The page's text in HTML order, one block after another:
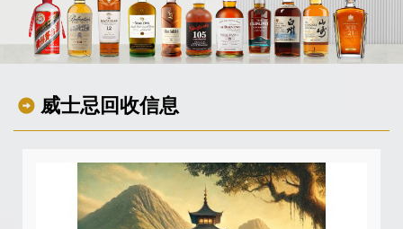
威士忌回收信息